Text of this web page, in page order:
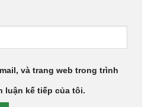
và trang web trong trình
luận kế tiếp của tôi.